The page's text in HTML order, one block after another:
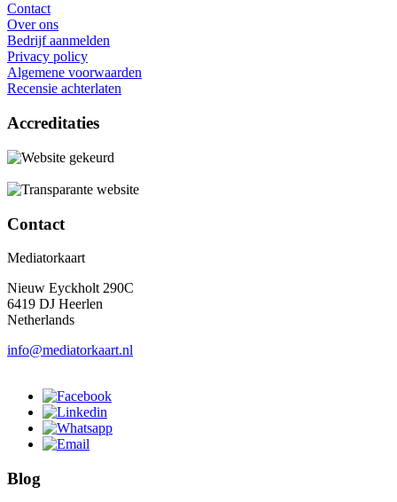
Contact
Over ons
Bedrijf aanmelden
Privacy policy
Algemene voorwaarden
Recensie achterlaten
Accreditaties
Contact
Mediatorkaart
Nieuw Eyckholt 290C
6419 DJ Heerlen
Netherlands
info@mediatorkaart.nl
Blog